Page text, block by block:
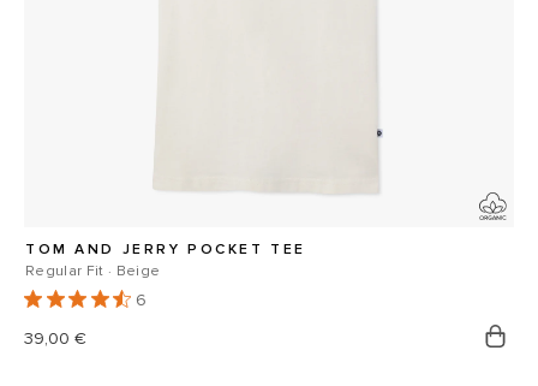
TOM AND JERRY POCKET TEE
Regular Fit · Beige
6
Prix
39,00 €